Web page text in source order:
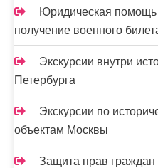
Юридическая
получение военного
Экскурсии внутри
Петербурга
Экскурсии по
объектам Москвы
Защита прав